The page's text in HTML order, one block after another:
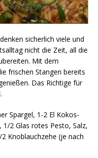
sicherlich viele und
nicht die Zeit, all die
Mit dem
frischen Stangen bereits
Das Richtige für
Spargel, 1-2 El Kokos-
2 Glas rotes Pesto, Salz,
Knoblauchzehe (je nach